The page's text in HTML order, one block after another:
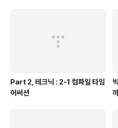
Part 2, 테크닉 : 2-1 컴파일 타임
어써션